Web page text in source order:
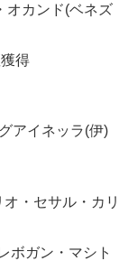
カンド(ベネズ
得
アイネッラ(伊)
・セサル・カリ
ガン・マシト